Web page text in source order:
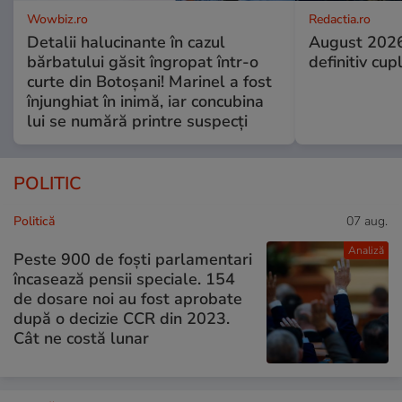
Wowbiz.ro
Detalii halucinante în cazul
bărbatului găsit îngropat într-o
curte din Botoșani! Marinel a fost
înjunghiat în inimă, iar concubina
lui se numără printre suspecți
Redactia.ro
August
definitiv
POLITIC
Analiză
Politică 07 aug.
Peste 900 de foști parlamentari
încasează pensii speciale. 154
de dosare noi au fost aprobate
după o decizie CCR din 2023.
Cât ne costă lunar